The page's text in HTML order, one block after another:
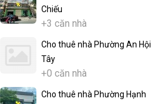
Chiếu
+3 căn nhà
Cho thuê nhà Phường An Hội
Tây
+0 căn nhà
Cho thuê nhà Phường Hạnh